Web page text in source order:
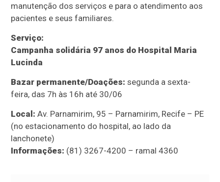
manutenção dos serviços e para o atendimento aos
pacientes e seus familiares.
Serviço:
Campanha solidária 97 anos do Hospital Maria
Lucinda
Bazar permanente/Doações:segunda a sexta-
feira, das 7h às 16h até 30/06
Local: Av. Parnamirim, 95 – Parnamirim, Recife – PE
(no estacionamento do hospital, ao lado da
lanchonete)
Informações: (81) 3267-4200 – ramal 4360